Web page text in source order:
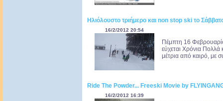
Ηλιόλουστο τριήμερο και non stop ski το
16/2/2012 20:54
Πέμπτη 16
εύχεται Χρόνια Πολλά
μέτρια από καιρό, με
Ride The Powder... Freeski Movie by
16/2/2012 16:39